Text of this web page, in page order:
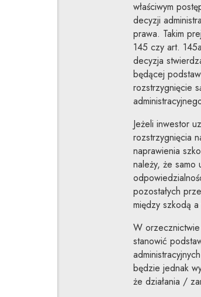
właściwym
decyzji
prawa. Takim
145 czy art.
decyzja
będącej
rozstrzygnięcie
Jeżeli inwestor
rozstrzygnięcia
naprawienia
należy, że samo
pozostałych
między szkodą
W
stanowić
będzie jednak
że działania /